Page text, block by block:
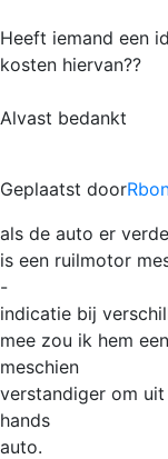
Heeft iemand een
kosten hiervan??
Alvast bedankt
Geplaatst door
als de auto er
is een ruilmotor
-
indicatie bij
mee zou ik hem
meschien
verstandiger om
hands
auto.